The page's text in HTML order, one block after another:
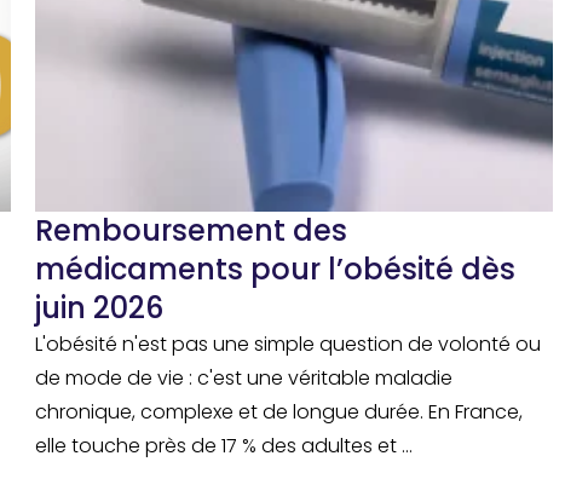
Remboursement des
médicaments pour l’obésité dès
juin 2026
L'obésité n'est pas une simple question de volonté ou
de mode de vie : c'est une véritable maladie
chronique, complexe et de longue durée. En France,
elle touche près de 17 % des adultes et ...